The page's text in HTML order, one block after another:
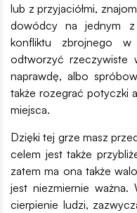
lub z przyjaciółmi,
dowódcy na jednym
konfliktu zbrojnego w
odtworzyć rzeczywiste
naprawdę, albo
także rozegrać potyczki
miejsca.
Dzięki tej grze masz
celem jest także
zatem ma ona także
jest niezmiernie
cierpienie ludzi,